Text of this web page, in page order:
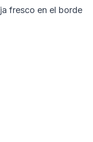
fresco en el borde